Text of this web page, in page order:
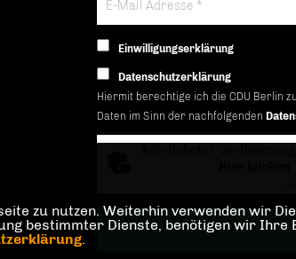
Einwilligungserklärung
Datenschutzerklärung
Hiermit berechtige ich die CDU Berlin
Daten im Sinn der nachfolgenden
zu nutzen. Weiterhin verwenden wir
bestimmter Dienste, benötigen wir Ihre
.